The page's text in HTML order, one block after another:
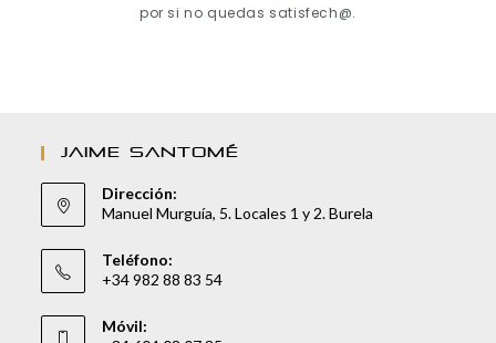
por si no quedas satisfech@.
JAIME SANTOMÉ
Dirección:
Manuel Murguía, 5. Locales 1 y 2. Burela
Teléfono:
+34 982 88 83 54
Móvil: